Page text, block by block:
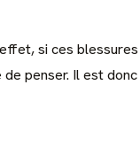
si ces
penser. Il est